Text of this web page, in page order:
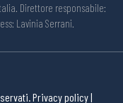
Direttore responsabile:
Lavinia Serrani.
Privacy policy|